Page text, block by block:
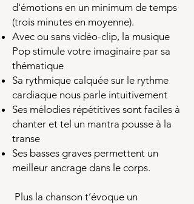
d'émotions en un minimum de temps
(trois minutes en moyenne).
Avec ou sans vidéo-clip, la musique
Pop stimule votre imaginaire par sa
thématique
Sa rythmique calquée sur le rythme
cardiaque nous parle intuitivement
Ses mélodies répétitives sont faciles à
chanter et tel un mantra pousse à la
transe
Ses basses graves permettent un
meilleur ancrage dans le corps.
Plus la chanson t’évoque un